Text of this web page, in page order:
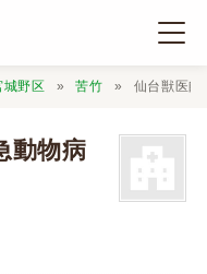
城野区 苦竹 仙台獣医
動物病